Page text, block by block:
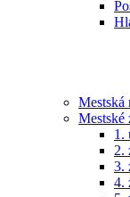
Mestská
Mestské
1.
2.
3.
4.